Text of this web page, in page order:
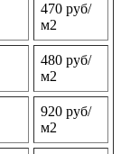
470 руб/
м2
480 руб/
м2
920 руб/
м2